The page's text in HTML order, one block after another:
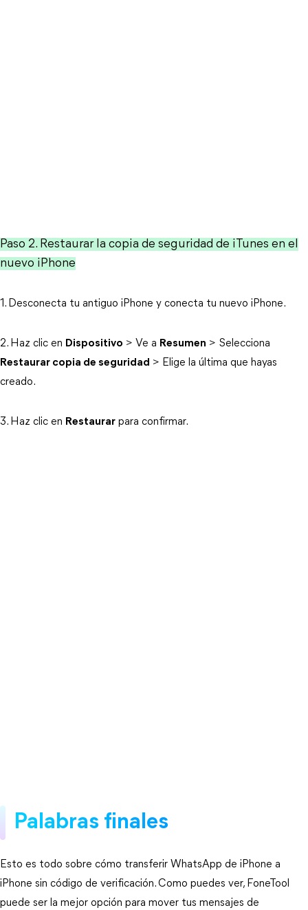
Paso 2. Restaurar la copia de seguridad de iTunes en el
nuevo iPhone
1. Desconecta tu antiguo iPhone y conecta tu nuevo iPhone.
2. Haz clic en Dispositivo > Ve a Resumen > Selecciona
Restaurar copia de seguridad > Elige la última que hayas
creado.
3. Haz clic en Restaurar para confirmar.
Palabras finales
Esto es todo sobre cómo transferir WhatsApp de iPhone a
iPhone sin código de verificación. Como puedes ver, FoneTool
puede ser la mejor opción para mover tus mensajes de